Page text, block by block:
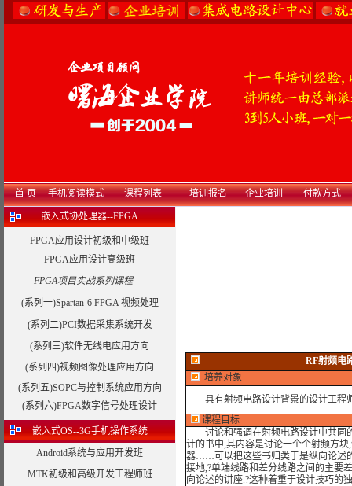
首 页 手机阅读模式 课程列表 培训报名 企业培训 付款方式
嵌入式协处理器--FPGA
FPGA应用设计初级和中级班
FPGA应用设计高级班
FPGA项目实战系列课程----
(系列一)Spartan-6 FPGA 视频处理
(系列二)PCI数据采集系统开发
(系列三)软件无线电应用方向
(系列四)视频图像处理应用方向
(系列五)SOPC与控制系统应用方向
(系列六)FPGA数字信号处理设计
嵌入式OS--3G手机操作系统
Android系统与应用开发班
MTK初级和高级开发工程师班
RF射频电
培养对象
具有射频电路设计背景的设计工程
课程目标
讨论和强调在射频电路设计中共同
计的书中,其内容是讨论一个个射频方
器……可以把这些书归类于是纵向论述
接地,?单端线路和差分线路之间的主
向论述的讲座.?这种着重于设计技巧的